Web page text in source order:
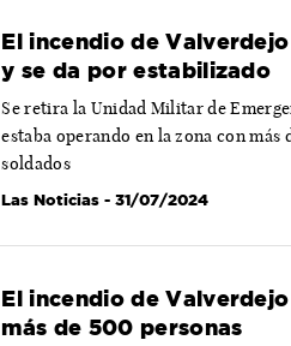
El incendio de
y se da por estabilizado
Se retira la Unidad Militar de
estaba operando en la zona con más
soldados
Las Noticias - 31/07/2024
El incendio de
más de 500 personas